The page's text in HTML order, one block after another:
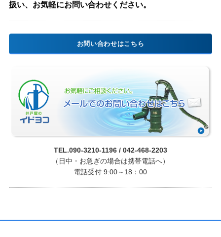
扱い、お気軽にお問い合わせください。
お問い合わせはこちら
TEL.090-3210-1196 / 042-468-2203
（日中・お急ぎの場合は携帯電話へ）
電話受付 9:00～18：00